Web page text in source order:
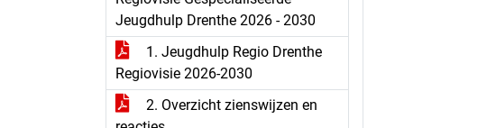
Jeugdhulp Drenthe 2026 - 2030
1. Jeugdhulp Regio Drenthe
Regiovisie 2026-2030
2. Overzicht zienswijzen en